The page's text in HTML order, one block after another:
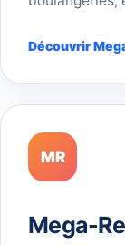
Découvrir
MR
Mega-